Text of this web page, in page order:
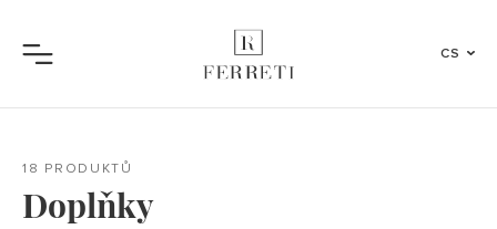
Menu
CS
18 PRODUKTŮ
Doplňky